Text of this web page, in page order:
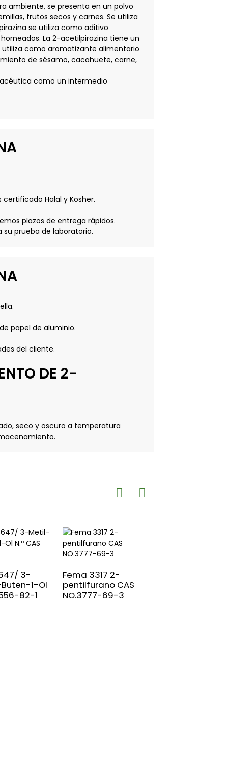
ambiente, se presenta en un polvo
frutos secos y carnes. Se utiliza
se utiliza como aditivo
La 2-acetilpirazina tiene un
como aromatizante alimentario
de sésamo, cacahuete, carne,
como un intermedio
Halal y Kosher.
plazos de entrega rápidos.
prueba de laboratorio.
papel de aluminio.
del cliente.
DE 2-
seco y oscuro a temperatura
3-
1-Ol
82-1
Fema 3317 2-
pentilfurano CAS
NO.3777-69-3